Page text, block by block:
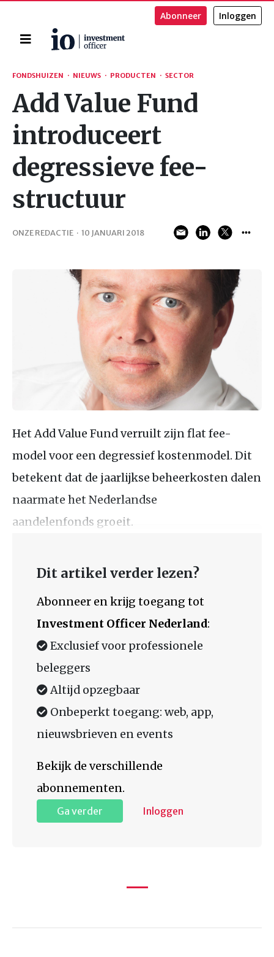
Home
Abonneer Inloggen
Zoeken
FONDSHUIZEN · NIEUWS · PRODUCTEN · SECTOR
Add Value Fund
introduceert
degressieve fee-
structuur
ONZE REDACTIE · 10 JANUARI 2018
Het Add Value Fund verruilt zijn flat fee-
model voor een degressief kostenmodel. Dit
betekent dat de jaarlijkse beheerkosten dalen
naarmate het Nederlandse
aandelenfonds groeit.
Dit artikel verder lezen?
Abonneer en krijg toegang tot
Investment Officer Nederland:
Exclusief voor professionele
beleggers
Altijd opzegbaar
Onbeperkt toegang: web, app,
nieuwsbrieven en events
Bekijk de verschillende
abonnementen.
Ga verder Inloggen